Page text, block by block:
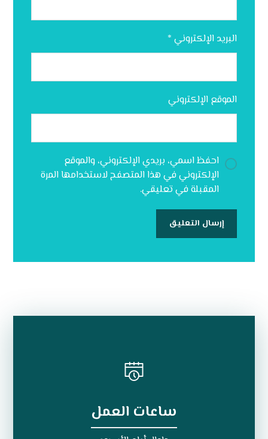
البريد الإلكتروني *
الموقع الإلكتروني
احفظ اسمي، بريدي الإلكتروني، والموقع
الإلكتروني في هذا المتصفح لاستخدامها المرة
المقبلة في تعليقي.
ساعات العمل